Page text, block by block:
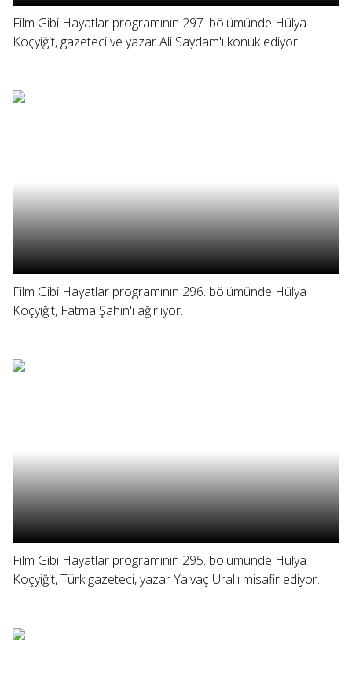
Film Gibi Hayatlar programının 297. bölümünde Hülya
Koçyiğit, gazeteci ve yazar Ali Saydam'ı konuk ediyor.
Film Gibi Hayatlar programının 296. bölümünde Hülya
Koçyiğit, Fatma Şahin'i ağırlıyor.
Film Gibi Hayatlar programının 295. bölümünde Hülya
Koçyiğit, Türk gazeteci, yazar Yalvaç Ural'ı misafir ediyor.